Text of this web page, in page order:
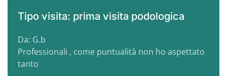
Tipo visita: prima visita podologica
Da: G.b
Professionali , come puntualità non ho aspettato
tanto